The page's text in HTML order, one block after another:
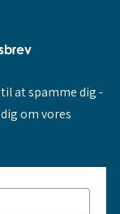
at spamme dig -
om vores